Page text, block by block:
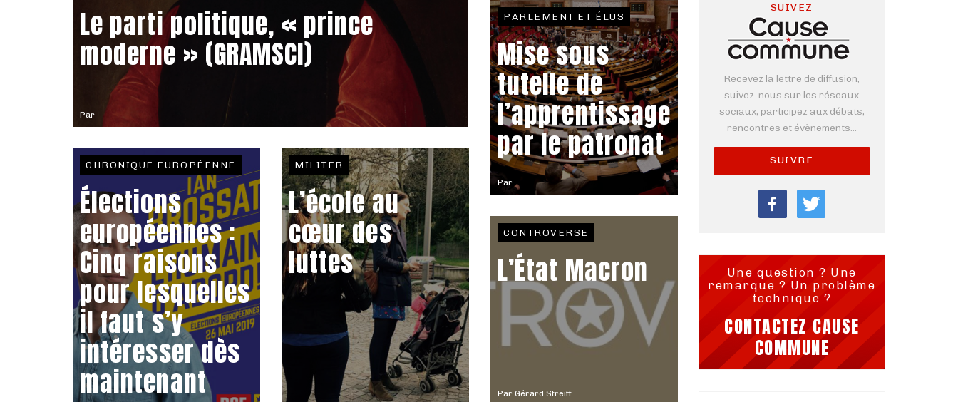
Par
Le parti politique, « prince
moderne » (GRAMSCI)
Par
PARLEMENT ET ÉLUS
Mise sous
tutelle de
l’apprentissage
par le patronat
CHRONIQUE EUROPÉENNE
Élections
européennes :
Cinq raisons
pour lesquelles
il faut s’y
intéresser dès
maintenant
MILITER
L’école au
cœur des
luttes
Par Gérard Streiff
CONTROVERSE
L’État Macron
SUIVEZ
Recevez la lettre de diffusion,
suivez-nous sur les réseaux
sociaux, participez aux débats,
rencontres et évènements...
SUIVRE
Une question ? Une
remarque ? Un problème
technique ?
CONTACTEZ CAUSE
COMMUNE